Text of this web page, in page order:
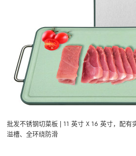
批发不锈钢切菜板 | 11 英寸 X 16 英寸，配有
溢槽、全环绕防滑